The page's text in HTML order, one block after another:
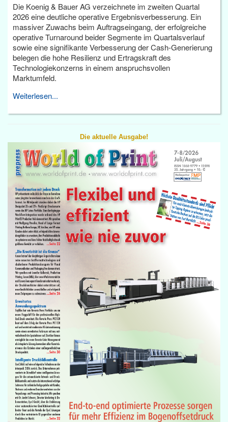
Die Koenig & Bauer AG verzeichnete im zweiten Quartal
2026 eine deutliche operative Ergebnisverbesserung. Ein
massiver Zuwachs beim Auftragseingang, der erfolgreiche
operative Turnaround beider Segmente im Quartalsverlauf
sowie eine signifikante Verbesserung der Cash-Generierung
belegen die hohe Resilienz und Ertragskraft des
Technologiekonzerns in einem anspruchsvollen
Marktumfeld.
Weiterlesen...
Die aktuelle Ausgabe!